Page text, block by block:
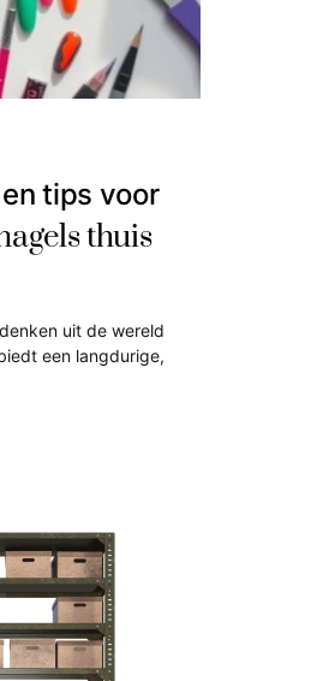
tips voor
thuis
uit de wereld
een langdurige,